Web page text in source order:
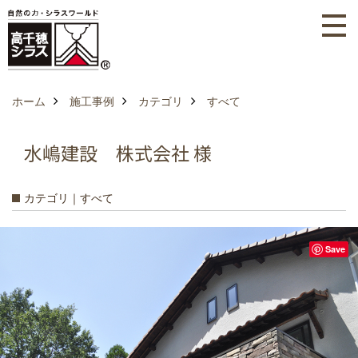
ホーム 施工事例 カテゴリ すべて
水嶋建設 株式会社 様
カテゴリ｜すべて
Save